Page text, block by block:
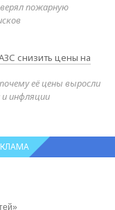
пожарную
снизить цены на
её цены выросли
инфляции